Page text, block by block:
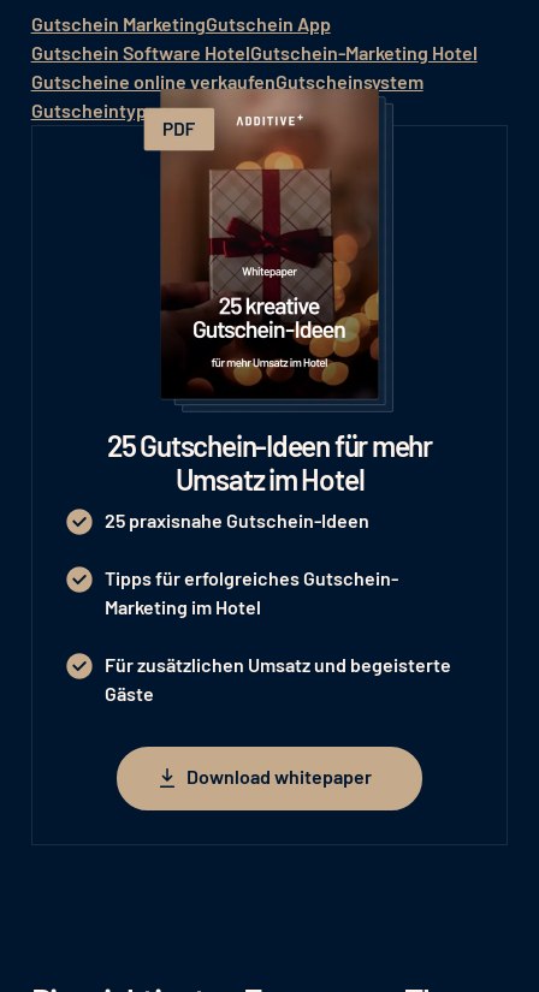
Gutschein MarketingGutschein App
Gutschein Software HotelGutschein-Marketing Hotel
Gutscheine online verkaufenGutscheinsystem
Gutscheintypen / Gutscheinarten
25 Gutschein-Ideen für mehr
Umsatz im Hotel
25 praxisnahe Gutschein-Ideen
Tipps für erfolgreiches Gutschein-
Marketing im Hotel
Für zusätzlichen Umsatz und begeisterte
Gäste
Download whitepaper
Download whitepaper